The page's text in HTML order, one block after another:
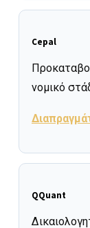
Cepal
νομικό
QQuant